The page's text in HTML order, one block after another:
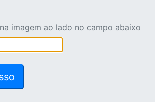
imagem ao lado no campo abaixo